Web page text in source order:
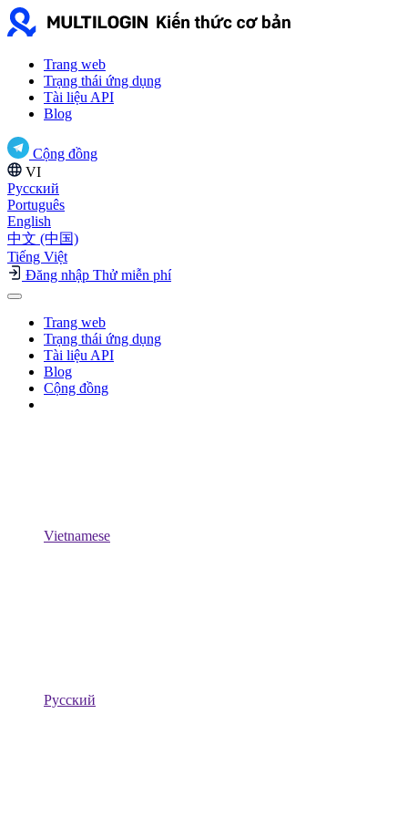
Trang web
Trạng thái ứng dụng
Tài liệu API
Blog
Cộng đồng
VI
Русский
Português
English
中文 (中国)
Tiếng Việt
Đăng nhập Thử miễn phí
Trang web
Trạng thái ứng dụng
Tài liệu API
Blog
Cộng đồng
Vietnamese
Русский